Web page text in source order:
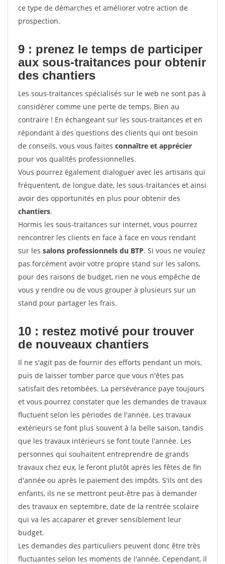
ce type de démarches et améliorer votre action de
prospection.
9 : prenez le temps de participer
aux sous-traitances pour obtenir
des chantiers
Les sous-traitances spécialisés sur le web ne sont pas à
considérer comme une perte de temps. Bien au
contraire ! En échangeant sur les sous-traitances et en
répondant à des questions des clients qui ont besoin
de conseils, vous vous faites connaître et apprécier
pour vos qualités professionnelles.
Vous pourrez également dialoguer avec les artisans qui
fréquentent, de longue date, les sous-traitances et ainsi
avoir des opportunités en plus pour obtenir des
chantiers.
Hormis les sous-traitances sur internet, vous pourrez
rencontrer les clients en face à face en vous rendant
sur les salons professionnels du BTP. Si vous ne voulez
pas forcément avoir votre propre stand sur les salons,
pour des raisons de budget, rien ne vous empêche de
vous y rendre ou de vous grouper à plusieurs sur un
stand pour partager les frais.
10 : restez motivé pour trouver
de nouveaux chantiers
Il ne s'agit pas de fournir des efforts pendant un mois,
puis de laisser tomber parce que vous n'êtes pas
satisfait des retombées. La persévérance paye toujours
et vous pourrez constater que les demandes de travaux
fluctuent selon les périodes de l'année. Les travaux
extérieurs se font plus souvent à la belle saison, tandis
que les travaux intérieurs se font toute l'année. Les
personnes qui souhaitent entreprendre de grands
travaux chez eux, le feront plutôt après les fêtes de fin
d'année ou après le paiement des impôts. S'ils ont des
enfants, ils ne se mettront peut-être pas à demander
des travaux en septembre, date de la rentrée scolaire
qui va les accaparer et grever sensiblement leur
budget.
Les demandes des particuliers peuvent donc être très
fluctuantes selon les moments de l'année. Cependant, il